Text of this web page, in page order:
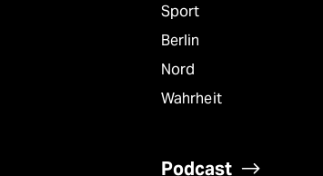
Sport
Berlin
Nord
Wahrheit
Podcast